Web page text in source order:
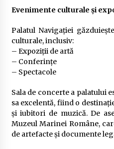
Evenimente culturale și
Palatul Navigației
culturale, inclusiv:
– Expoziții de artă
– Conferințe
– Spectacole
Sala de concerte a palatului
sa excelentă, fiind o
și iubitori de muzică. De
Muzeul Marinei Române,
de artefacte și documente